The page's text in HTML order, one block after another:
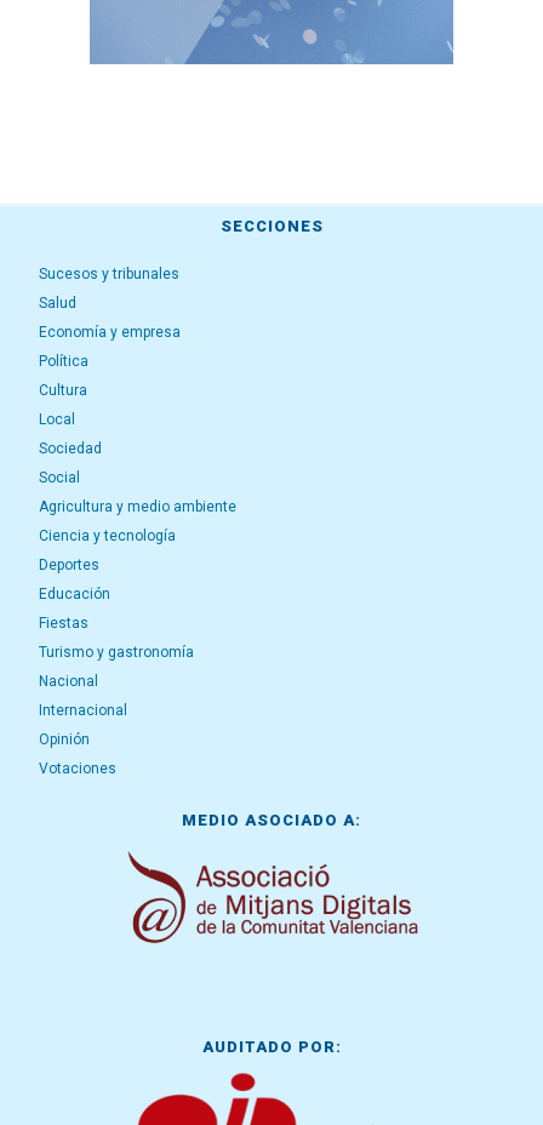
SECCIONES
Sucesos y tribunales
Salud
Economía y empresa
Política
Cultura
Local
Sociedad
Social
Agricultura y medio ambiente
Ciencia y tecnología
Deportes
Educación
Fiestas
Turismo y gastronomía
Nacional
Internacional
Opinión
Votaciones
MEDIO ASOCIADO A:
AUDITADO POR: